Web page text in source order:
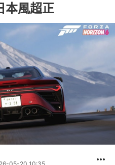
本風超正
05-20 10:35